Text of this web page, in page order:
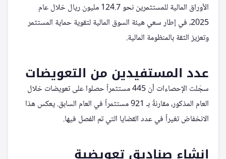
الأوراق المالية للمستثمرين نحو 124.7 مليون ريال خلال عام
2025، في إطار سعي هيئة السوق المالية لتقوية حماية المستثمر
وتعزيز الثقة بالمنظومة المالية.
عدد المستفيدين من التعويضات
سجّلت الإحصاءات أن 445 مستثمراً حصلوا على تعويضات خلال
العام المذكور، مقارنةً بـ 921 مستثمراً في العام السابق. يعكس هذا
الانخفاض تغيراً في عدد القضايا التي تم الفصل فيها.